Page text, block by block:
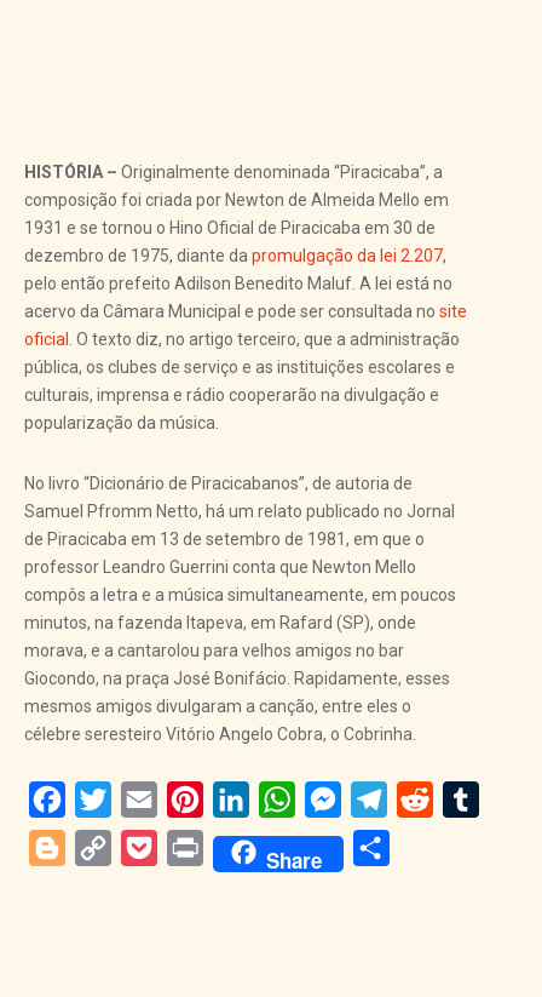
HISTÓRIA – Originalmente denominada “Piracicaba”, a
composição foi criada por Newton de Almeida Mello em
1931 e se tornou o Hino Oficial de Piracicaba em 30 de
dezembro de 1975, diante dapromulgação da lei 2.207,
pelo então prefeito Adilson Benedito Maluf. A lei está no
acervo da Câmara Municipal e pode ser consultada no site
oficial . O texto diz, no artigo terceiro, que a administração
pública, os clubes de serviço e as instituições escolares e
culturais, imprensa e rádio cooperarão na divulgação e
popularização da música.
No livro “Dicionário de Piracicabanos”, de autoria de
Samuel Pfromm Netto, há um relato publicado no Jornal
de Piracicaba em 13 de setembro de 1981, em que o
professor Leandro Guerrini conta que Newton Mello
compôs a letra e a música simultaneamente, em poucos
minutos, na fazenda Itapeva, em Rafard (SP), onde
morava, e a cantarolou para velhos amigos no bar
Giocondo, na praça José Bonifácio. Rapidamente, esses
mesmos amigos divulgaram a canção, entre eles o
célebre seresteiro Vitório Angelo Cobra, o Cobrinha.
Facebook
Twitter Email PinterestLinkedInWhatsAppMessengerTelegram
Reddit
BloggerCopy
PocketPrint Share